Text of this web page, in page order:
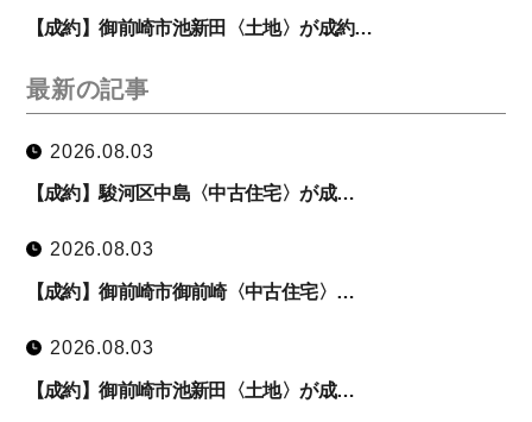
【成約】御前崎市池新田〈土地〉が成約…
最新の記事
2026.08.03
【成約】駿河区中島〈中古住宅〉が成…
2026.08.03
【成約】御前崎市御前崎〈中古住宅〉…
2026.08.03
【成約】御前崎市池新田〈土地〉が成…